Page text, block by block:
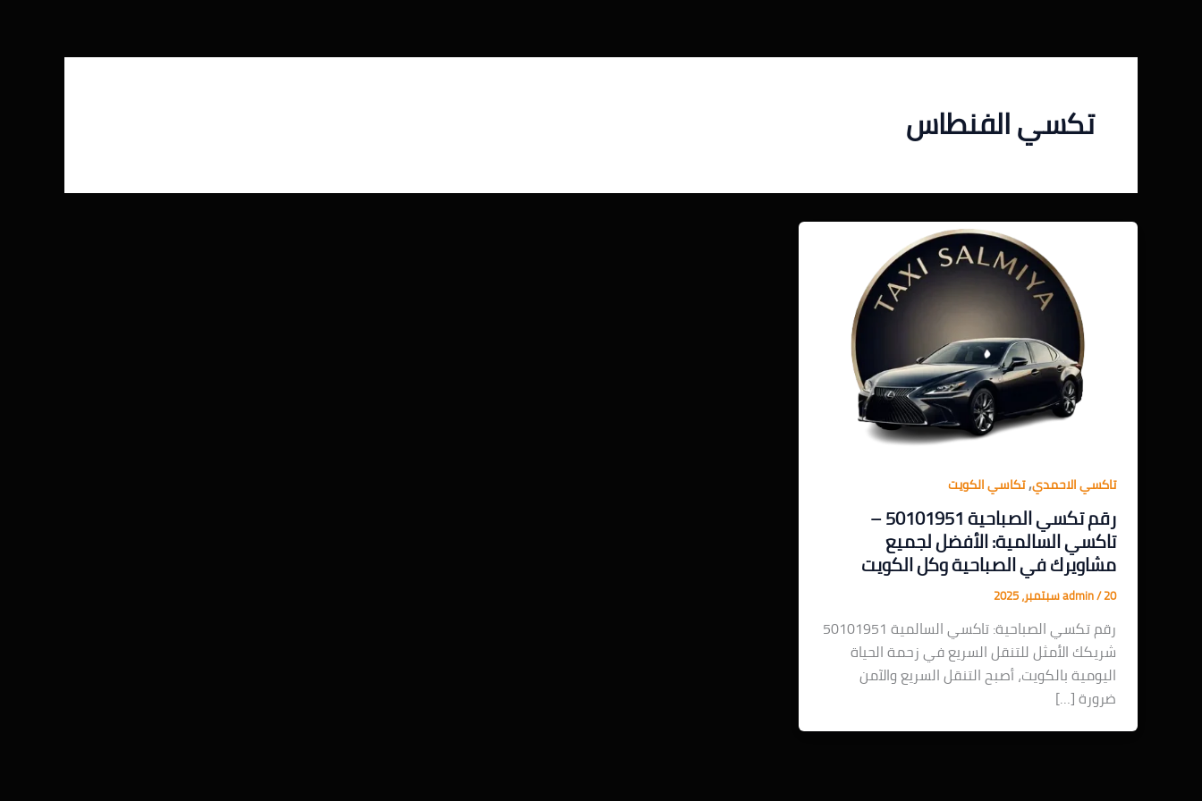
تكسي الفنطاس
تاكسي الاحمدي,تكاسي الكويت
رقم تكسي الصباحية 50101951 –
تاكسي السالمية: الأفضل لجميع
مشاويرك في الصباحية وكل الكويت
admin/20 سبتمبر، 2025
رقم تكسي الصباحية: تاكسي السالمية 50101951
شريكك الأمثل للتنقل السريع في زحمة الحياة
اليومية بالكويت، أصبح التنقل السريع والآمن
ضرورة […]